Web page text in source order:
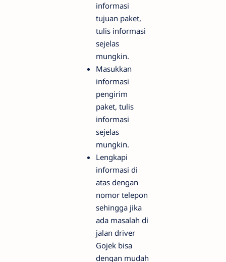
informasi
tujuan paket,
tulis informasi
sejelas
mungkin.
Masukkan
informasi
pengirim
paket, tulis
informasi
sejelas
mungkin.
Lengkapi
informasi di
atas dengan
nomor telepon
sehingga jika
ada masalah di
jalan driver
Gojek bisa
dengan mudah